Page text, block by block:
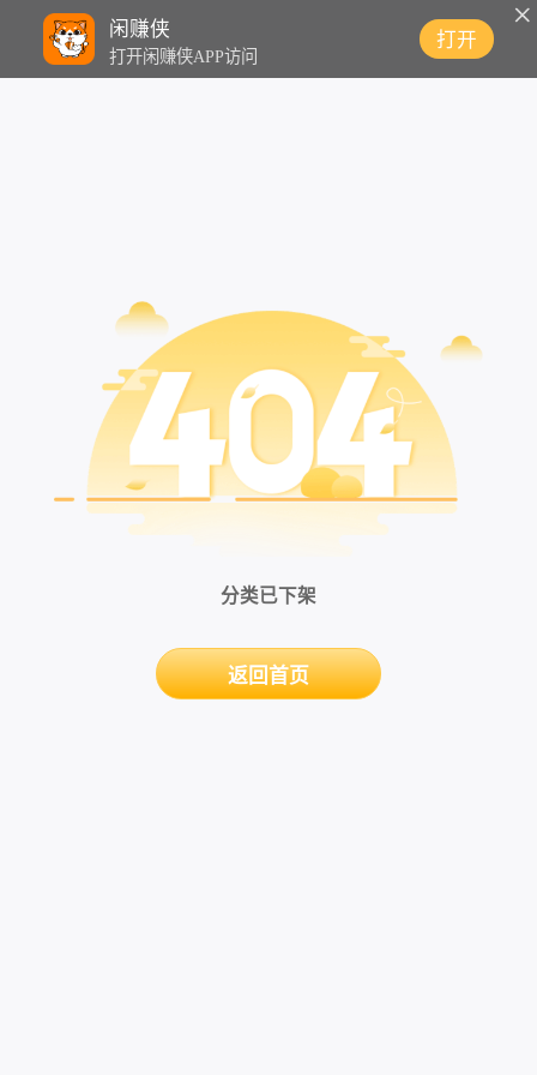
闲赚侠
打开闲赚侠APP访问
打开
分类已下架
返回首页